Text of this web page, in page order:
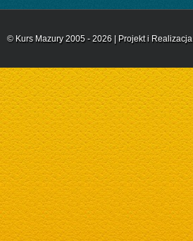
© Kurs Mazury 2005 - 2026 | Projekt i Realizacja